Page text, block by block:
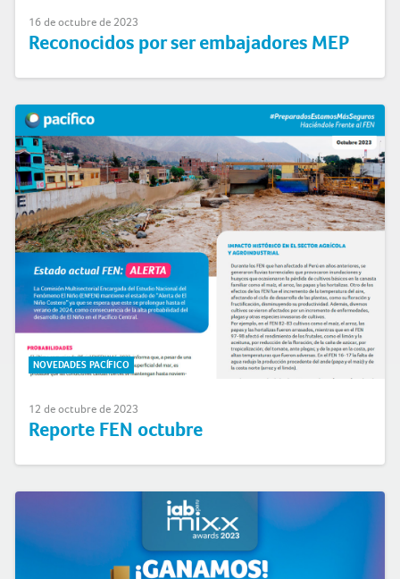
16 de octubre de 2023
Reconocidos por ser embajadores MEP
NOVEDADES PACÍFICO
12 de octubre de 2023
Reporte FEN octubre